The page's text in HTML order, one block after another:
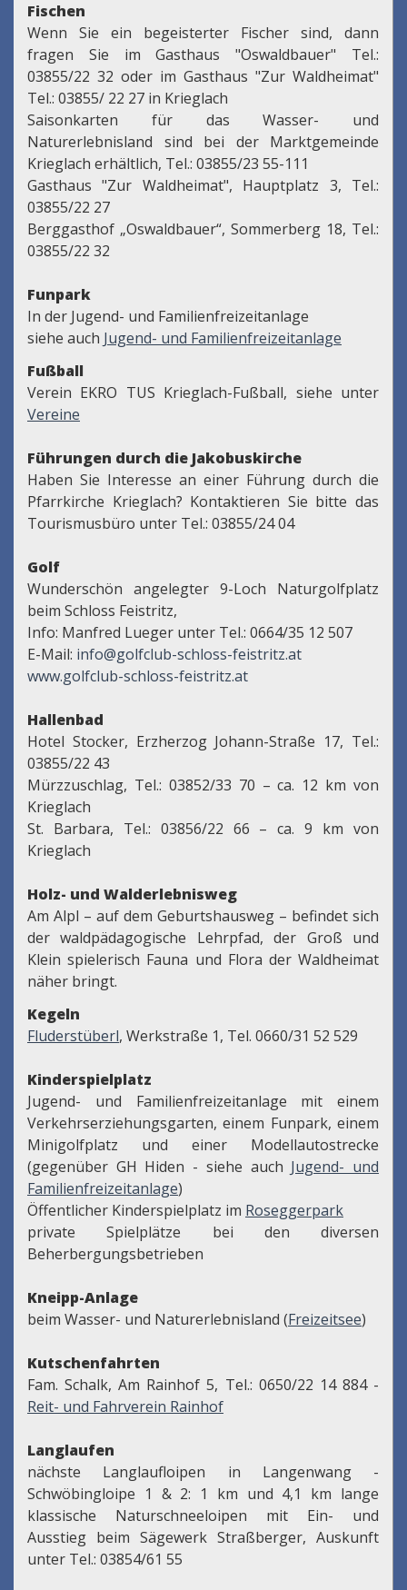
Fischen
Wenn Sie ein begeisterter Fischer sind, dann
fragen Sie im Gasthaus "Oswaldbauer" Tel.:
03855/22 32 oder im Gasthaus "Zur Waldheimat"
Tel.: 03855/ 22 27 in Krieglach
Saisonkarten für das Wasser- und
Naturerlebnisland sind bei der Marktgemeinde
Krieglach erhältlich, Tel.: 03855/23 55-111
Gasthaus "Zur Waldheimat", Hauptplatz 3, Tel.:
03855/22 27
Berggasthof „Oswaldbauer“, Sommerberg 18, Tel.:
03855/22 32
Funpark
In der Jugend- und Familienfreizeitanlage
siehe auch Jugend- und Familienfreizeitanlage
Fußball
Verein EKRO TUS Krieglach-Fußball, siehe unter
Vereine
Führungen durch die Jakobuskirche
Haben Sie Interesse an einer Führung durch die
Pfarrkirche Krieglach? Kontaktieren Sie bitte das
Tourismusbüro unter Tel.: 03855/24 04
Golf
Wunderschön angelegter 9-Loch Naturgolfplatz
beim Schloss Feistritz,
Info: Manfred Lueger unter Tel.: 0664/35 12 507
E-Mail: info@golfclub-schloss-feistritz.at
www.golfclub-schloss-feistritz.at
Hallenbad
Hotel Stocker, Erzherzog Johann-Straße 17, Tel.:
03855/22 43
Mürzzuschlag, Tel.: 03852/33 70 – ca. 12 km von
Krieglach
St. Barbara, Tel.: 03856/22 66 – ca. 9 km von
Krieglach
Holz- und Walderlebnisweg
Am Alpl – auf dem Geburtshausweg – befindet sich
der waldpädagogische Lehrpfad, der Groß und
Klein spielerisch Fauna und Flora der Waldheimat
näher bringt.
Kegeln
Fluderstüberl, Werkstraße 1, Tel. 0660/31 52 529
Kinderspielplatz
Jugend- und Familienfreizeitanlage mit einem
Verkehrserziehungsgarten, einem Funpark, einem
Minigolfplatz und einer Modellautostrecke
(gegenüber GH Hiden - siehe auch Jugend- und
Familienfreizeitanlage)
Öffentlicher Kinderspielplatz im Roseggerpark
private Spielplätze bei den diversen
Beherbergungsbetrieben
Kneipp-Anlage
beim Wasser- und Naturerlebnisland (Freizeitsee)
Kutschenfahrten
Fam. Schalk, Am Rainhof 5, Tel.: 0650/22 14 884 -
Reit- und Fahrverein Rainhof
Langlaufen
nächste Langlaufloipen in Langenwang -
Schwöbingloipe 1 & 2: 1 km und 4,1 km lange
klassische Naturschneeloipen mit Ein- und
Ausstieg beim Sägewerk Straßberger, Auskunft
unter Tel.: 03854/61 55